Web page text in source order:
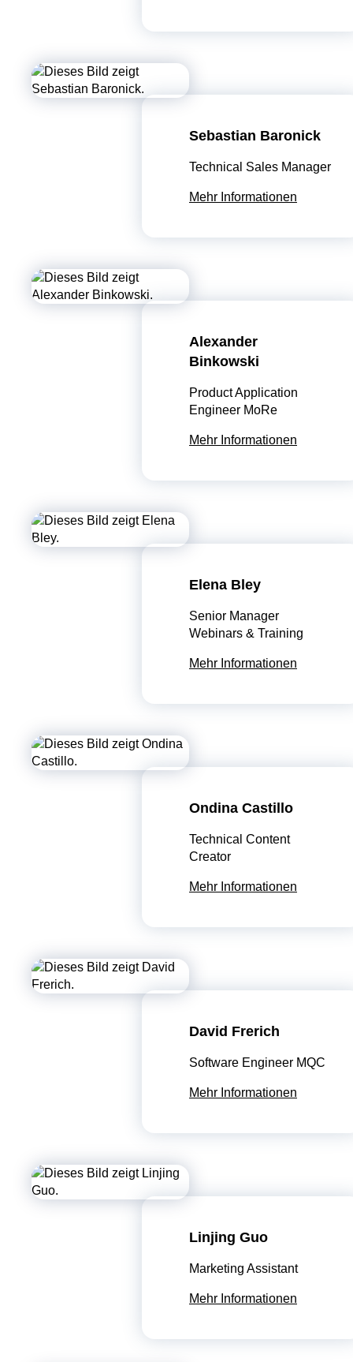
Sebastian Baronick
Technical Sales Manager
Mehr Informationen
Alexander
Binkowski
Product Application
Engineer MoRe
Mehr Informationen
Elena Bley
Senior Manager
Webinars & Training
Mehr Informationen
Ondina Castillo
Technical Content
Creator
Mehr Informationen
David Frerich
Software Engineer MQC
Mehr Informationen
Linjing Guo
Marketing Assistant
Mehr Informationen